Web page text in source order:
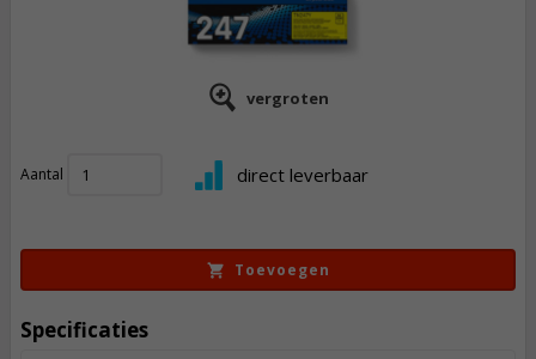
vergroten
Aantal direct leverbaar
Toevoegen
Specificaties